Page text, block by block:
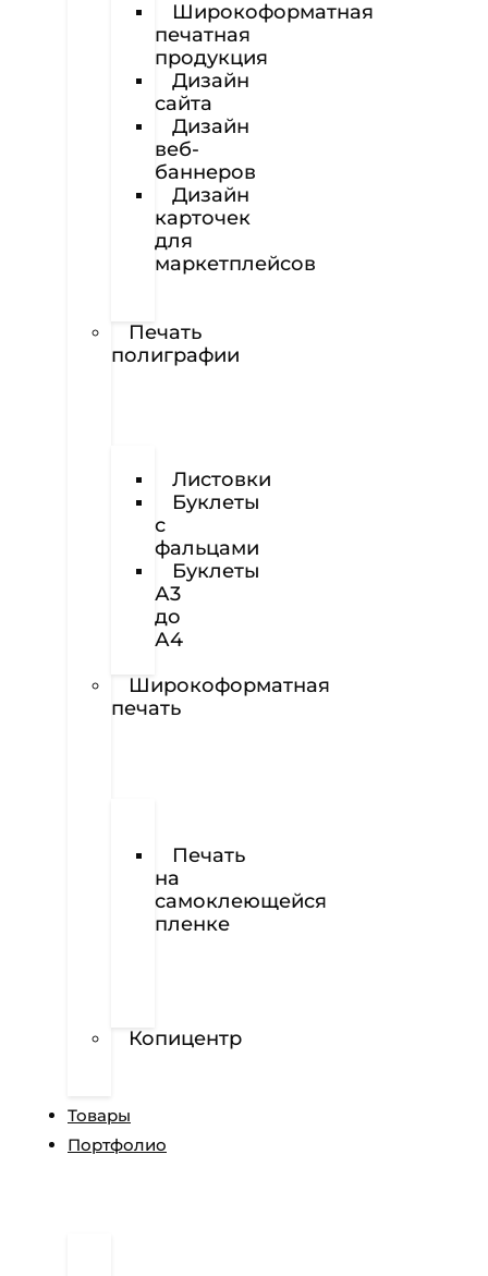
Широкоформатная
печатная
продукция
Дизайн
сайта
Дизайн
веб-
баннеров
Дизайн
карточек
для
маркетплейсов
Печать
полиграфии
Листовки
Буклеты
с
фальцами
Буклеты
А3
до
А4
Широкоформатная
печать
Печать
на
самоклеющейся
пленке
Копицентр
Товары
Портфолио